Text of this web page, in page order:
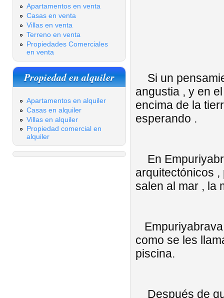
Apartamentos en venta
Casas en venta
Villas en venta
Terreno en venta
Propiedades Comerciales
en venta
Propiedad en alquiler
Apartamentos en alquiler
Casas en alquiler
Villas en alquiler
Propiedad comercial en
alquiler
Si un
angustia , y en
encima de la
esperando .
En
arquitectónicos
salen al mar , la
como se les
piscina.
Después de